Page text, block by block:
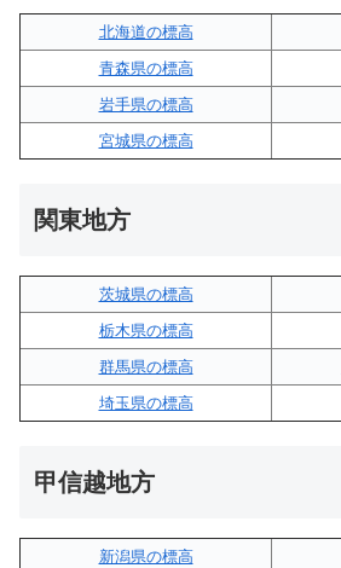
北海道の標高
青森県の標高
岩手県の標高
宮城県の標高
関東地方
茨城県の標高
栃木県の標高
群馬県の標高
埼玉県の標高
甲信越地方
新潟県の標高